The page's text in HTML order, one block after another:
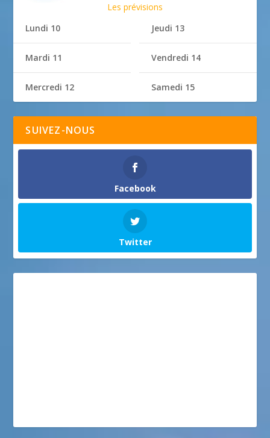
Les prévisions
Lundi 10
Mardi 11
Mercredi 12
Jeudi 13
Vendredi 14
Samedi 15
SUIVEZ-NOUS
Facebook
Twitter